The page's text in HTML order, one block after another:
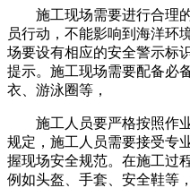
施工现场需要进行合理的
员行动，不能影响到海洋环
场要设有相应的安全警示标
提示。施工现场需要配备必
衣、游泳圈等，
施工人员要严格按照作业
规定，施工人员需要接受专
握现场安全规范。在施工过
例如头盔、手套、安全鞋等